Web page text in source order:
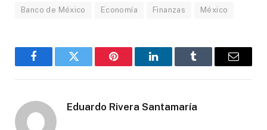
Banco de México Economía Finanzas México
FacebookGorjeo Pinterest LinkedInTumblr
Correo
Eduardo Rivera Santamaría